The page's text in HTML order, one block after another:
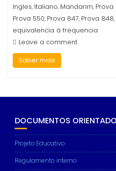
Ingles, Italiano, Mandarim, Prova
Prova 550, Prova 847, Prova 848,
equivalencia à frequencia
Leave a comment
Saber mais
DOCUMENTOS
Projeto Educativo
Regulamento interno